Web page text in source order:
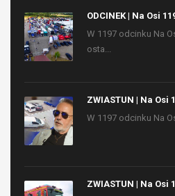
ODCINEK | Na Osi
W 1197 odcinku Na
osta...
ZWIASTUN | Na Osi
W 1197 odcinku Na
ZWIASTUN | Na Osi